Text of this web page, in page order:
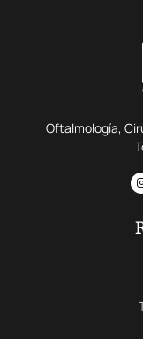
Oftalmología,